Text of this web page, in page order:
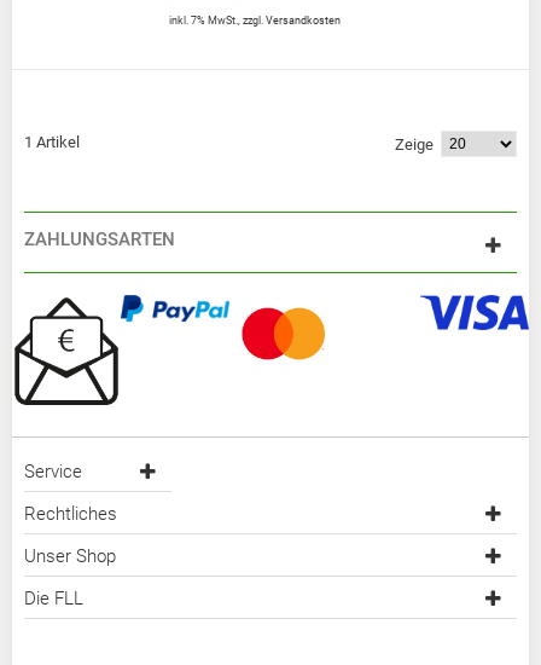
inkl. 7% MwSt., zzgl. Versandkosten
1 Artikel Zeige
ZAHLUNGSARTEN
Service
Rechtliches
Unser Shop
Die FLL